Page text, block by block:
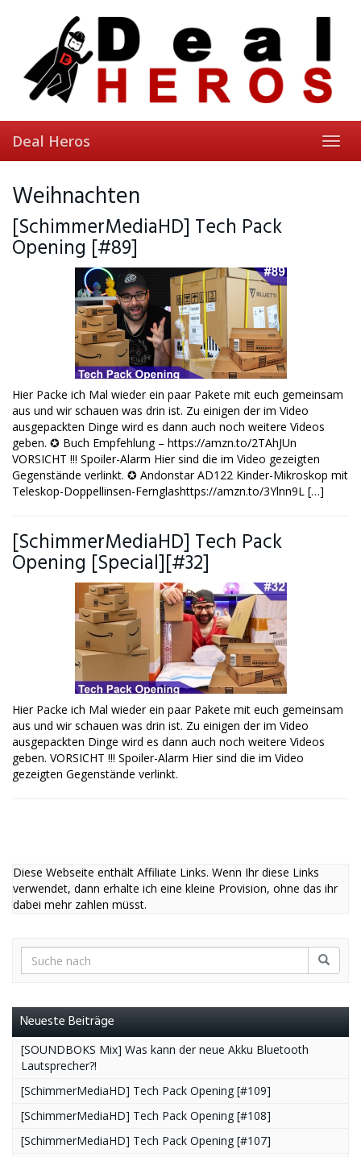
Deal Heros
Weihnachten
[SchimmerMediaHD] Tech Pack
Opening [#89]
Hier Packe ich Mal wieder ein paar Pakete mit euch gemeinsam
aus und wir schauen was drin ist. Zu einigen der im Video
ausgepackten Dinge wird es dann auch noch weitere Videos
geben. ✪ Buch Empfehlung – https://amzn.to/2TAhJUn
VORSICHT !!! Spoiler-Alarm Hier sind die im Video gezeigten
Gegenstände verlinkt. ✪ Andonstar AD122 Kinder-Mikroskop mit
Teleskop-Doppellinsen-Fernglashttps://amzn.to/3Ylnn9L […]
[SchimmerMediaHD] Tech Pack
Opening [Special][#32]
Hier Packe ich Mal wieder ein paar Pakete mit euch gemeinsam
aus und wir schauen was drin ist. Zu einigen der im Video
ausgepackten Dinge wird es dann auch noch weitere Videos
geben. VORSICHT !!! Spoiler-Alarm Hier sind die im Video
gezeigten Gegenstände verlinkt.
Diese Webseite enthält Affiliate Links. Wenn Ihr diese Links
verwendet, dann erhalte ich eine kleine Provision, ohne das ihr
dabei mehr zahlen müsst.
Neueste Beiträge
[SOUNDBOKS Mix] Was kann der neue Akku Bluetooth
Lautsprecher?!
[SchimmerMediaHD] Tech Pack Opening [#109]
[SchimmerMediaHD] Tech Pack Opening [#108]
[SchimmerMediaHD] Tech Pack Opening [#107]